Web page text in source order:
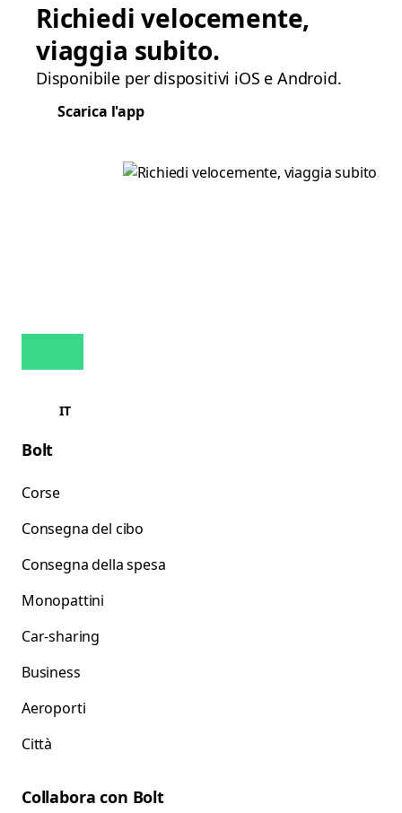
Richiedi velocemente,
viaggia subito.
Disponibile per dispositivi iOS e Android.
Scarica l'app
IT
Bolt
Corse
Consegna del cibo
Consegna della spesa
Monopattini
Car-sharing
Business
Aeroporti
Città
Collabora con Bolt